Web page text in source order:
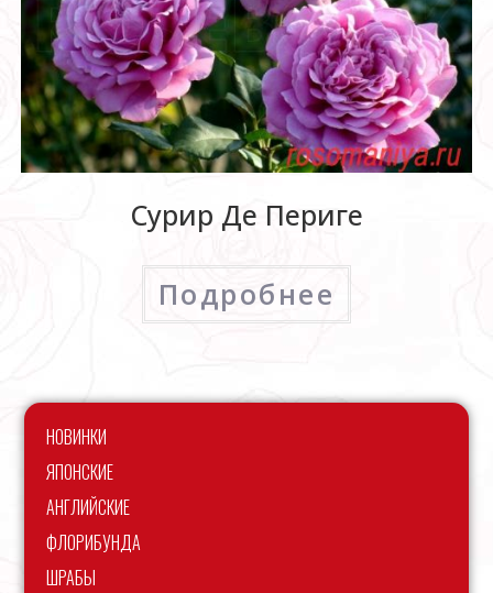
Сурир Де Периге
Подробнее
НОВИНКИ
ЯПОНСКИЕ
АНГЛИЙСКИЕ
ФЛОРИБУНДА
ШРАБЫ